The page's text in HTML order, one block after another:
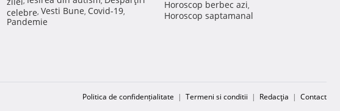
celebre, Vesti Bune, Covid-19,
Pandemie
Horoscop berbec azi,
Horoscop saptamanal
Politica de confidențialitate | Termeni si conditii | Redacţia | Contact